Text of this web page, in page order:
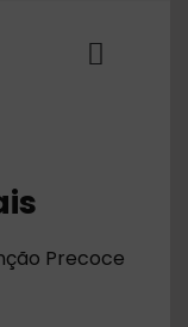
Toggle
Precoce